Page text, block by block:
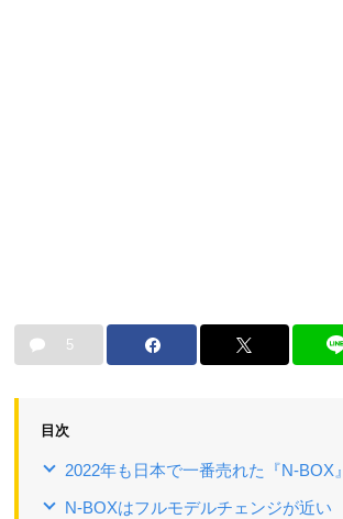
5
目次
2022年も日本で一番売れた『N-BOX』
N-BOXはフルモデルチェンジが近い